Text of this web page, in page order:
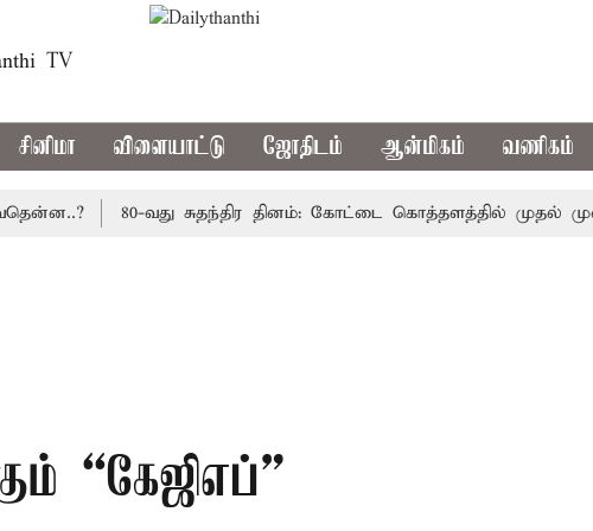
TV
சினிமா விளையாட்டு ஜோதிடம் ஆன்மிகம் வணிகம்
80-வது சுதந்திர தினம்: கோட்டை கொத்தளத்தில் முதல்
“கேஜிஎப்”